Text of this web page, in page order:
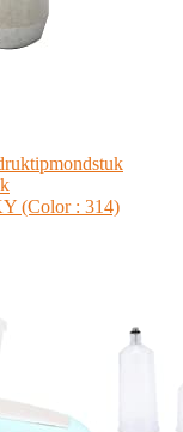
(Color : 314)